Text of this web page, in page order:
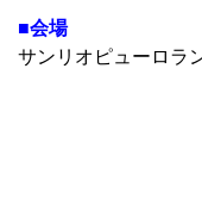
■会場
サンリオピューロラ